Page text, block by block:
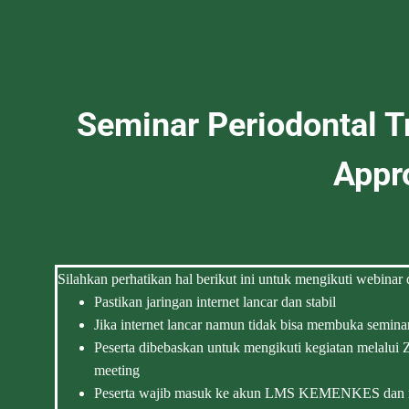
Seminar Periodontal
Silahkan perhatikan hal berikut ini untuk mengikuti webinar
Pastikan jaringan internet lancar dan stabil
Jika internet lancar namun tidak bisa membuka
Peserta dibebaskan untuk mengikuti kegiatan
meeting
Peserta wajib masuk ke akun LMS KEMENKES dan